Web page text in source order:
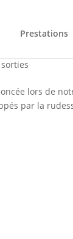
Prestations
en
sorties
lors de
par la